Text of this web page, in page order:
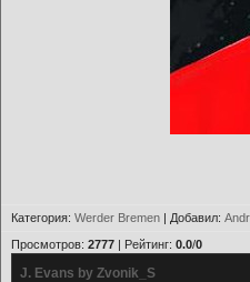
Категория: Werder Bremen | Добавил:
Просмотров: 2777 | Рейтинг: 0.0/0
J. Evans by Zvonik_S